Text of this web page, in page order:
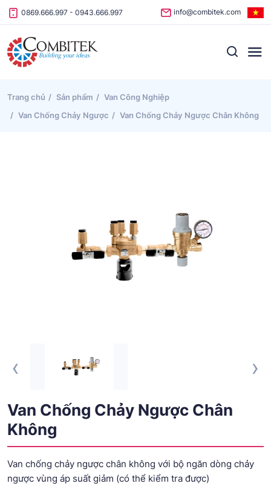
Skip to content
0869.666.997 - 0943.666.997 info@combitek.com
Trang chủ Sản phẩm
Van Công Nghiệp
Van Chống Chảy Ngược
Van Chống Chảy Ngược Chân Không
‹ ›
Van Chống Chảy Ngược Chân
Không
Van chống chảy ngược chân không với bộ ngăn dòng chảy
ngược vùng áp suất giảm (có thể kiểm tra được)